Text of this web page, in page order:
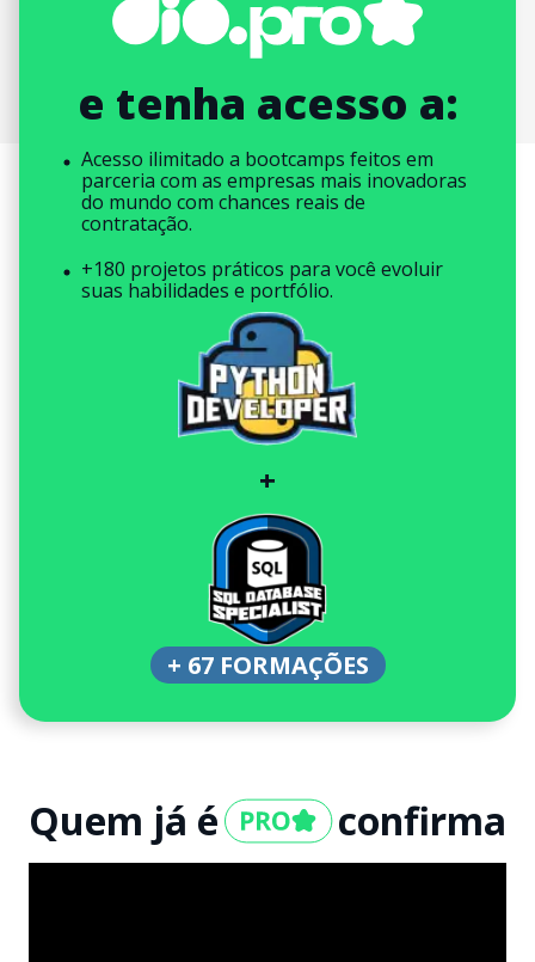
e tenha acesso a:
Acesso ilimitado a bootcamps feitos em
parceria com as empresas mais inovadoras
do mundo com chances reais de
contratação.
+180 projetos práticos para você evoluir
suas habilidades e portfólio.
+
+ 67 FORMAÇÕES
Quem já é confirma